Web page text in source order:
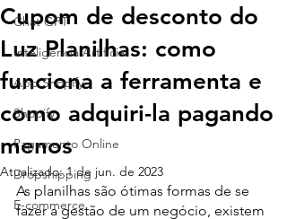
Chat GPT
Inteligência Artificial
App Shopify
Shopify
Pagamento Online
Dropshipping
E-commerce
Cupom de desconto do
Luz Planilhas: como
funciona a ferramenta e
como adquiri-la pagando
menos
Atualizado:1 de jun. de 2023
As planilhas são ótimas formas de se
fazer a gestão de um negócio, existem